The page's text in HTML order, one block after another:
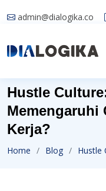
admin@dialogika.co
Hustle
Memengaruhi
Kerja?
Home Blog Hustle